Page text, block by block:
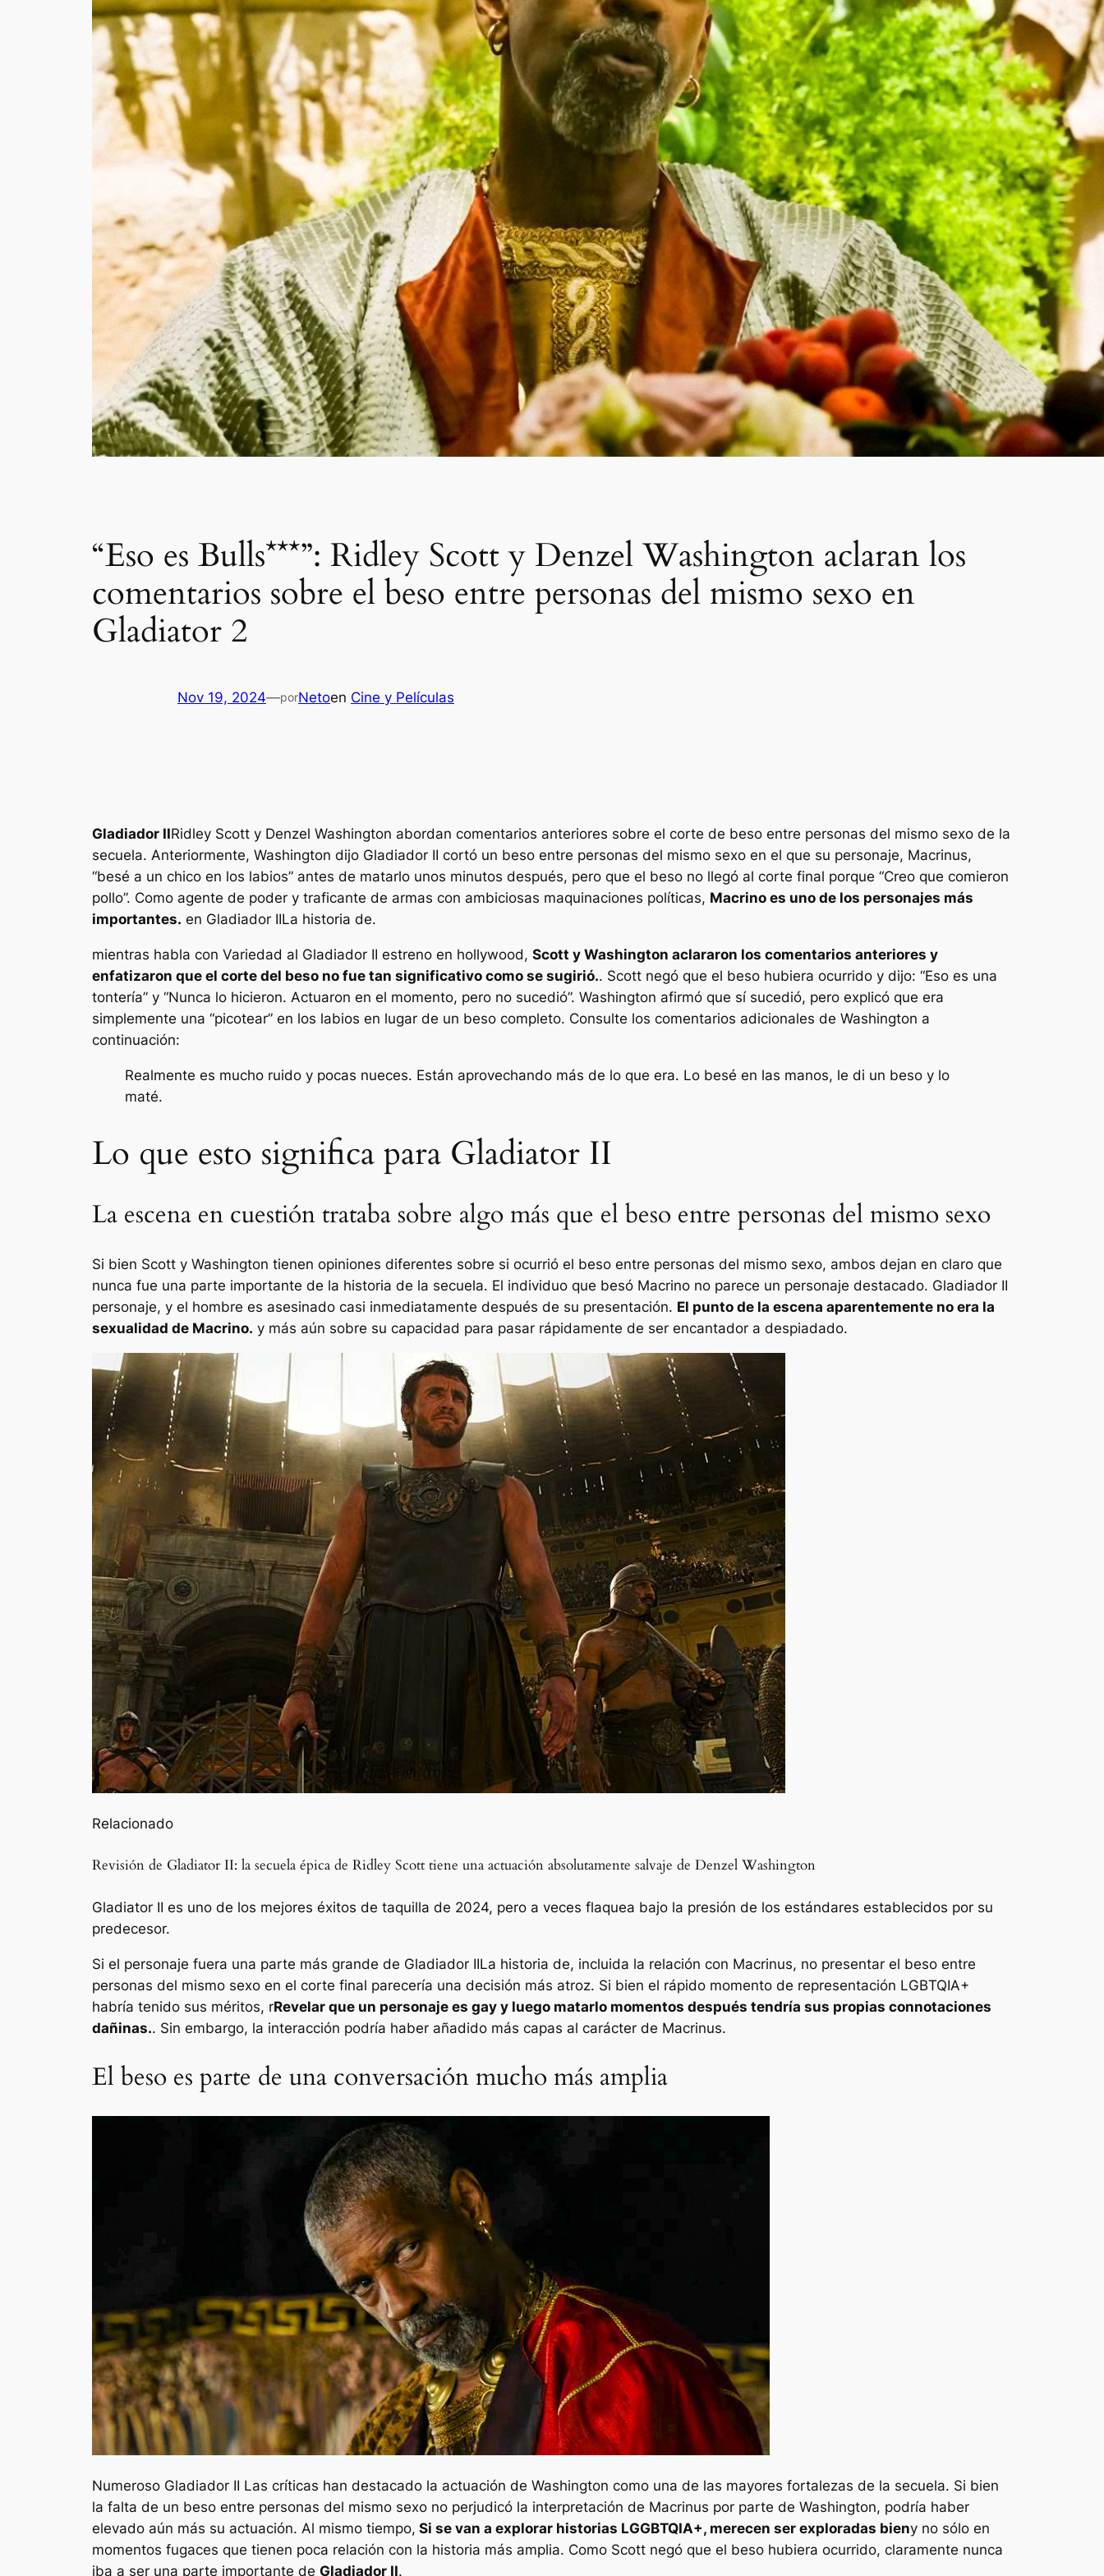
“Eso es Bulls***”: Ridley Scott y Denzel Washington aclaran los
comentarios sobre el beso entre personas del mismo sexo en
Gladiator 2
Nov 19, 2024—porNetoen Cine y Películas
Gladiador IIRidley Scott y Denzel Washington abordan comentarios anteriores sobre el corte de beso entre personas del mismo sexo de la
secuela. Anteriormente, Washington dijo Gladiador II cortó un beso entre personas del mismo sexo en el que su personaje, Macrinus,
“besé a un chico en los labios” antes de matarlo unos minutos después, pero que el beso no llegó al corte final porque “Creo que comieron
pollo”. Como agente de poder y traficante de armas con ambiciosas maquinaciones políticas, Macrino es uno de los personajes más
importantes. en Gladiador IILa historia de.
mientras habla con Variedad al Gladiador II estreno en hollywood, Scott y Washington aclararon los comentarios anteriores y
enfatizaron que el corte del beso no fue tan significativo como se sugirió.. Scott negó que el beso hubiera ocurrido y dijo: “Eso es una
tontería” y “Nunca lo hicieron. Actuaron en el momento, pero no sucedió”. Washington afirmó que sí sucedió, pero explicó que era
simplemente una “picotear” en los labios en lugar de un beso completo. Consulte los comentarios adicionales de Washington a
continuación:
Realmente es mucho ruido y pocas nueces. Están aprovechando más de lo que era. Lo besé en las manos, le di un beso y lo
maté.
Lo que esto significa para Gladiator II
La escena en cuestión trataba sobre algo más que el beso entre personas del mismo sexo
Si bien Scott y Washington tienen opiniones diferentes sobre si ocurrió el beso entre personas del mismo sexo, ambos dejan en claro que
nunca fue una parte importante de la historia de la secuela. El individuo que besó Macrino no parece un personaje destacado. Gladiador II
personaje, y el hombre es asesinado casi inmediatamente después de su presentación. El punto de la escena aparentemente no era la
sexualidad de Macrino. y más aún sobre su capacidad para pasar rápidamente de ser encantador a despiadado.
Relacionado
Revisión de Gladiator II: la secuela épica de Ridley Scott tiene una actuación absolutamente salvaje de Denzel Washington
Gladiator II es uno de los mejores éxitos de taquilla de 2024, pero a veces flaquea bajo la presión de los estándares establecidos por su
predecesor.
Si el personaje fuera una parte más grande de Gladiador IILa historia de, incluida la relación con Macrinus, no presentar el beso entre
personas del mismo sexo en el corte final parecería una decisión más atroz. Si bien el rápido momento de representación LGBTQIA+
habría tenido sus méritos, rRevelar que un personaje es gay y luego matarlo momentos después tendría sus propias connotaciones
dañinas.. Sin embargo, la interacción podría haber añadido más capas al carácter de Macrinus.
El beso es parte de una conversación mucho más amplia
Numeroso Gladiador II Las críticas han destacado la actuación de Washington como una de las mayores fortalezas de la secuela. Si bien
la falta de un beso entre personas del mismo sexo no perjudicó la interpretación de Macrinus por parte de Washington, podría haber
elevado aún más su actuación. Al mismo tiempo, Si se van a explorar historias LGGBTQIA+, merecen ser exploradas bieny no sólo en
momentos fugaces que tienen poca relación con la historia más amplia. Como Scott negó que el beso hubiera ocurrido, claramente nunca
iba a ser una parte importante de Gladiador II.